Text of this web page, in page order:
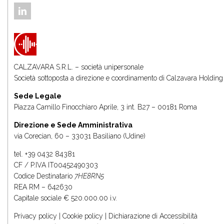
CALZAVARA S.R.L. – società unipersonale
Società sottoposta a direzione e coordinamento di Calzavara Holding
Sede Legale
Piazza Camillo Finocchiaro Aprile, 3 int. B27 – 00181 Roma
Direzione e Sede Amministrativa
via Corecian, 60 – 33031 Basiliano (Udine)
tel. +39 0432 84381
CF / P.IVA IT00452490303
Codice Destinatario 7HE8RN5
REA RM – 642630
Capitale sociale € 520.000.00 i.v.
Privacy policy Cookie policy
Dichiarazione di Accessibilità